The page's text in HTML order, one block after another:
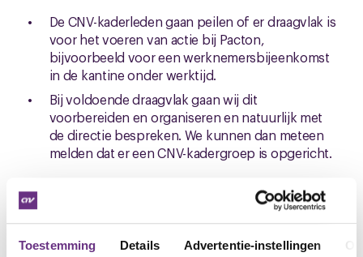
Toestemming Details Advertentie-instellingen
De CNV-kaderleden gaan peilen of er draagvlak is
voor het voeren van actie bij Pacton,
bijvoorbeeld voor een werknemersbijeenkomst
in de kantine onder werktijd.
Bij voldoende draagvlak gaan wij dit
voorbereiden en organiseren en natuurlijk met
de directie bespreken. We kunnen dan meteen
melden dat er een CNV-kadergroep is opgericht.
ledenvergadering te gaan voorbereiden waarin we
terugkomen op de vraag over seniorendagen; ook
gaan we de vragen over ADV-rechten en de